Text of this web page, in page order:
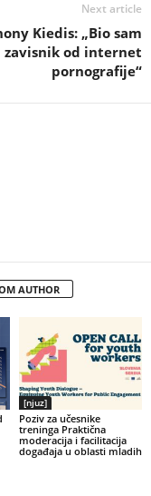
Next article
Kiedis: „Bio sam
zavisnik od internet
pornografije“
AUTHOR
[njuz]
Poziv za učesnike
treninga Praktična
moderacija i facilitacija
događaja u oblasti mladih